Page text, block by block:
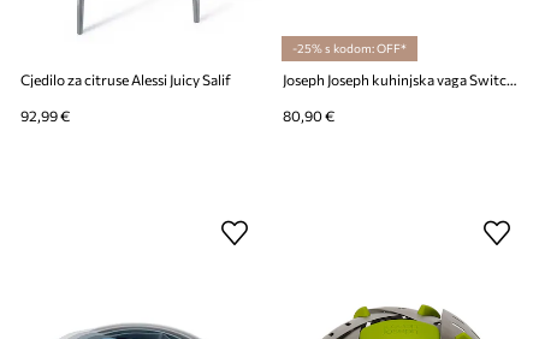
Cjedilo za citruse Alessi Juicy Salif
92,99 €
-25% s kodom: OFF*
Joseph Joseph kuhinjska vaga Switch
80,90 €